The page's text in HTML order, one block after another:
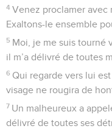
4 Venez proclamer avec
Exaltons-le ensemble
5 Moi, je me suis tourné
il m’a délivré de toutes
6 Qui regarde vers lui
visage ne rougira de
7 Un malheureux a
délivré de toutes ses